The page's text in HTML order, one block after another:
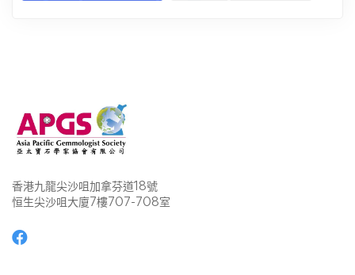
香港九龍尖沙咀加拿芬道18號
恒生尖沙咀大廈7樓707-708室